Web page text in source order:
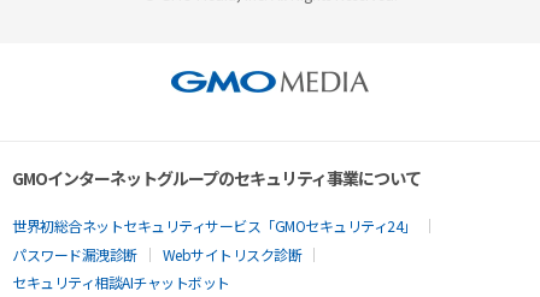
GMOインターネットグループのセキュリティ事業について
世界初総合ネットセキュリティサービス「GMOセキュリティ24」
パスワード漏洩診断
Webサイトリスク診断
セキュリティ相談AIチャットボット